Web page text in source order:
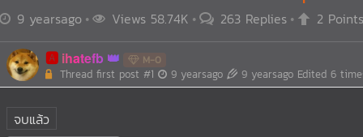
9 yearsago Views 58.74K 263 Replies 2 Points
🅰️ ihatefb M-0
จบแล้ว
Thread first post #1 9 yearsago 9 yearsago Edited 6